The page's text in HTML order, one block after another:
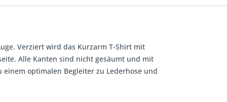
Verziert wird das Kurzarm T-Shirt mit
Alle Kanten sind nicht gesäumt und mit
optimalen Begleiter zu Lederhose und